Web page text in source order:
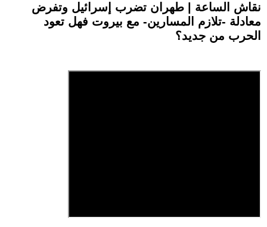
نقاش الساعة | طهران تضرب إسرائيل وتفرض
معادلة -تلازم المسارين- مع بيروت فهل تعود
الحرب من جديد؟